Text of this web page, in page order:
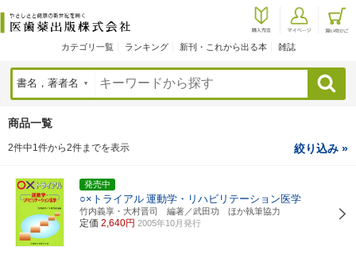
カテゴリ一覧 ランキング 新刊・これから出る本 雑誌
検索
商品一覧
2件中1件から2件までを表示 絞り込み »
発売中
○×トライアル 運動学・リハビリテーション医学
竹内義享・大村晋司 編著／武田功 ほか執筆協力
定価 2,640円 2005年10月発行